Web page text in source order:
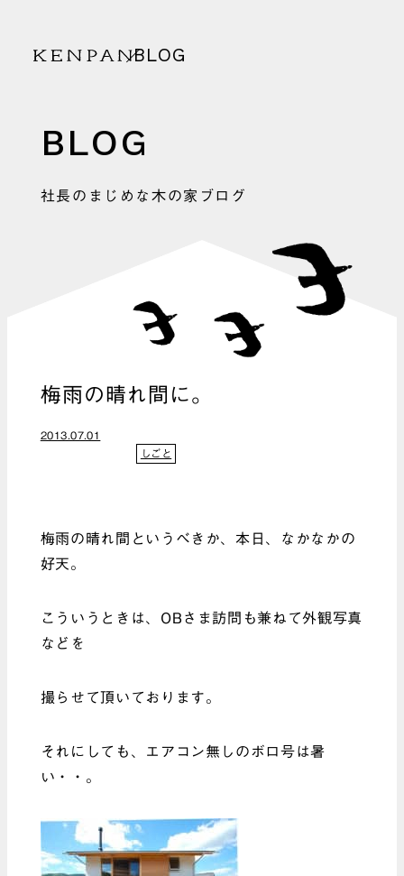
KENPAN BLOG
BLOG
社長のまじめな木の家ブログ
梅雨の晴れ間に。
2013.07.01
しごと
梅雨の晴れ間というべきか、本日、なかなかの
好天。
こういうときは、OBさま訪問も兼ねて外観写真
などを
撮らせて頂いております。
それにしても、エアコン無しのボロ号は暑
い・・。